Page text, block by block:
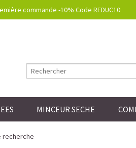
commande -10% Code REDUC10
MINCEUR SECHE
recherche